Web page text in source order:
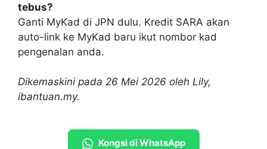
tebus?
Ganti MyKad di JPN dulu. Kredit SARA akan
auto-link ke MyKad baru ikut nombor kad
pengenalan anda.
Dikemaskini pada 26 Mei 2026 oleh Lily,
ibantuan.my.
Kongsi di WhatsApp